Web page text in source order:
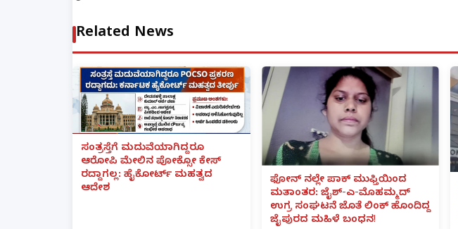
Related News
ಸಂತ್ರಸ್ತೆಗೆ ಮದುವೆಯಾಗಿದ್ದರೂ
ಆರೋಪಿ ಮೇಲಿನ ಪೋಕ್ಸೋ ಕೇಸ್
ರದ್ದಾಗಲ್ಲ: ಹೈಕೋರ್ಟ್ ಮಹತ್ವದ
ಆದೇಶ
ಫೋನ್ ನಲ್ಲೇ ಪಾಕ್ ಮುಫ್ತಿಯಿಂದ
ಮತಾಂತರ: ಜೈಶ್-ಎ-ಮೊಹಮ್ಮದ್
ಉಗ್ರ ಸಂಘಟನೆ ಜೊತೆ ಲಿಂಕ್ ಹೊಂದಿದ್ದ
ಜೈಪುರದ ಮಹಿಳೆ ಬಂಧನ!